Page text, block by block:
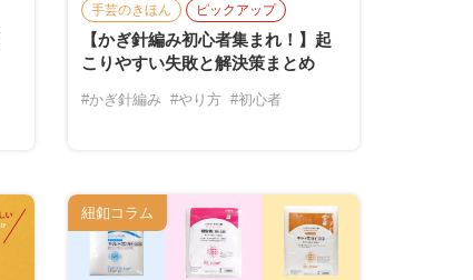
手芸のきほん ピックアップ
【かぎ針編み初心者集まれ！】起
こりやすい失敗と解決策まとめ
#かぎ針編み #やり方 #初心者
紐釦コラム